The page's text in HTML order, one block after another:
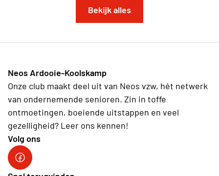
Bekijk alles
Neos Ardooie-Koolskamp
Onze club maakt deel uit van Neos vzw, hét netwerk
van ondernemende senioren. Zin in toffe
ontmoetingen, boeiende uitstappen en veel
gezelligheid? Leer ons kennen!
Volg ons
Neos Ardooie-Koolskamp